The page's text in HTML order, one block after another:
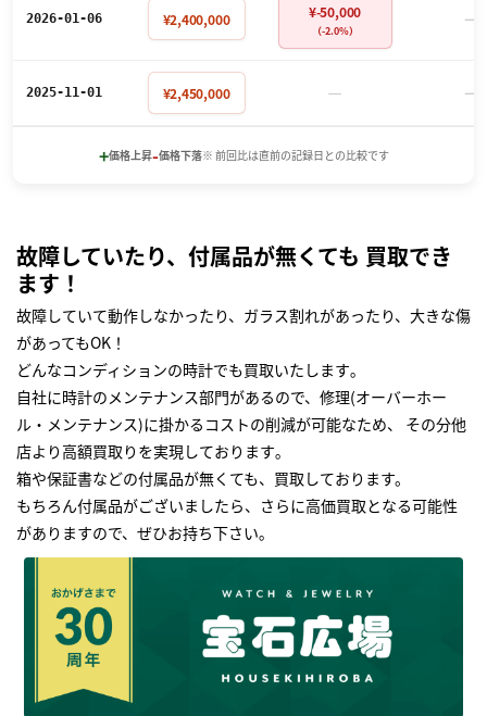
2026-01-06 ¥2,400,000 ¥-50,000
（-2.0%） －
2025-11-01 ¥2,450,000 － －
+価格上昇-価格下落※ 前回比は直前の記録日との比較です
故障していたり、付属品が無くても 買取でき
ます！
故障していて動作しなかったり、ガラス割れがあったり、大きな傷
があってもOK！
どんなコンディションの時計でも買取いたします｡
自社に時計のメンテナンス部門があるので、修理(オーバーホー
ル・メンテナンス)に掛かるコストの削減が可能なため、 その分他
店より高額買取りを実現しております｡
箱や保証書などの付属品が無くても、買取しております。
もちろん付属品がございましたら、さらに高価買取となる可能性
がありますので、ぜひお持ち下さい｡